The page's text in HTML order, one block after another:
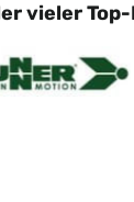
vieler